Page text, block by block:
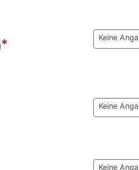
* Keine
Keine
Keine